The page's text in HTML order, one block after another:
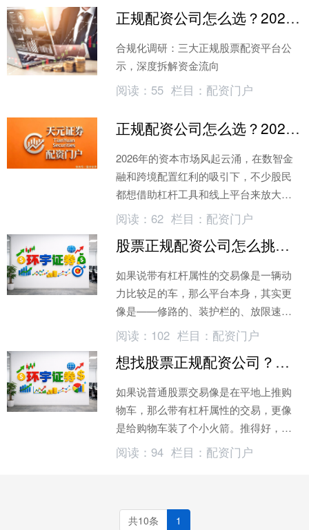
正规配资公司怎么选？2026年避开虚拟盘，看透中后台合规真相
合规化调研：三大正规股票配资平台公
示，深度拆解资金流向
阅读： 55 栏目： 配资门户
正规配资公司怎么选？2026年避坑指南
2026年的资本市场风起云涌，在数智金
融和跨境配置红利的吸引下，不少股民
都想借助杠杆工具和线上平台来放大资
金规模。这时候，互联网上便应运而生
了大量的推荐指南
阅读： 62 栏目： 配资门户
股票正规配资公司怎么挑？先看它后台的规矩搭没搭好
如果说带有杠杆属性的交易像是一辆动
力比较足的车，那么平台本身，其实更
像是——修路的、装护栏的、放限速牌
的那一整套系统。大多数人真正关心
的，从...
阅读： 102 栏目： 配资门户
想找股票正规配资公司？先看这3个稳字诀，别踩坑
如果说普通股票交易像是在平地上推购
物车，那么带有杠杆属性的交易，更像
是给购物车装了个小火箭。推得好，省
力；推歪了，场面往往比较热闹。也正
因为...
阅读：94 栏目： 配资门户
共10条 1